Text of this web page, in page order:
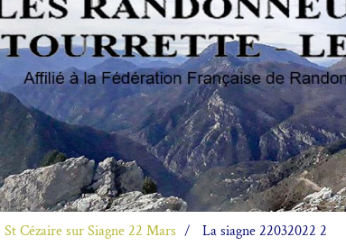
St Cézaire sur Siagne 22 Mars La siagne 22032022 2